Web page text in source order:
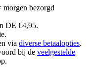
bezorgd
DE €4,95.
via diverse betaalopties.
bij de veelgestelde